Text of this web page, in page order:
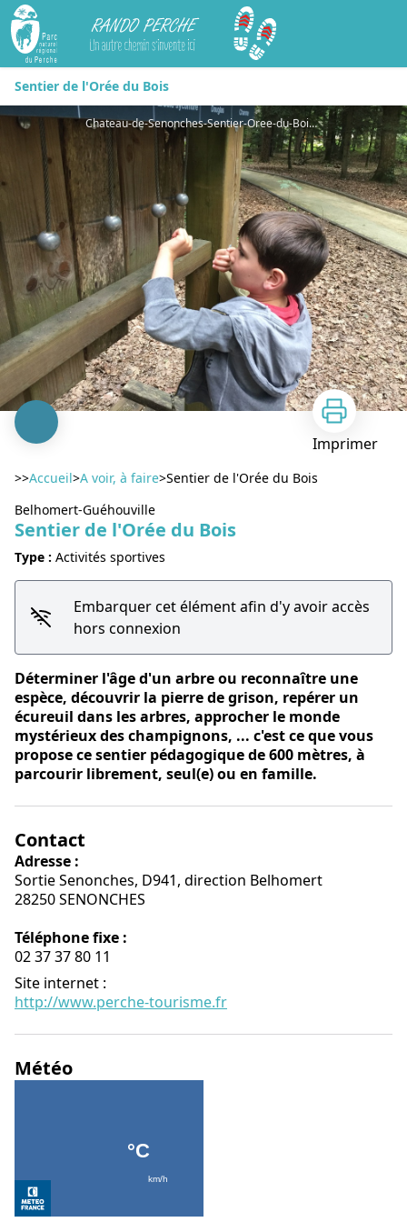
Rando Perche
Sentier de l'Orée du Bois
Chateau-de-Senonches-Sentier-Oree-du-Bois-redimensionnee - Nadia DESILLES
Imprimer
>>Accueil>A voir, à faire>Sentier de l'Orée du Bois
Belhomert-Guéhouville
Sentier de l'Orée du Bois
Type : Activités sportives
Embarquer cet élément afin d'y avoir accès
hors connexion
Déterminer l'âge d'un arbre ou reconnaître une
espèce, découvrir la pierre de grison, repérer un
écureuil dans les arbres, approcher le monde
mystérieux des champignons, ... c'est ce que vous
propose ce sentier pédagogique de 600 mètres, à
parcourir librement, seul(e) ou en famille.
Contact
Adresse :
Sortie Senonches, D941, direction Belhomert
28250 SENONCHES
Téléphone fixe :
02 37 37 80 11
Site internet :
http://www.perche-tourisme.fr
Météo